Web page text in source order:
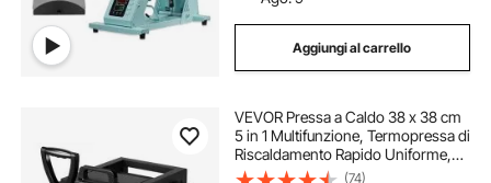
Aggiungi al carrello
VEVOR Pressa a Caldo 38 x 38 cm
5 in 1 Multifunzione, Termopressa di
Riscaldamento Rapido Uniforme,
Macchina per Pressa a Caldo a
(74)